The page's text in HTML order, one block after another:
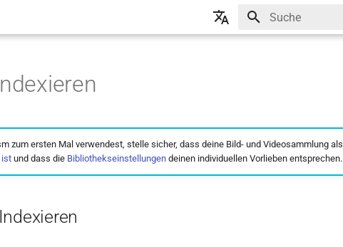
zum ersten Mal verwendest, stelle sicher, dass deine Bild- und Videosammlung als
istund dass die Bibliothekseinstellungendeinen individuellen Vorlieben entsprechen.